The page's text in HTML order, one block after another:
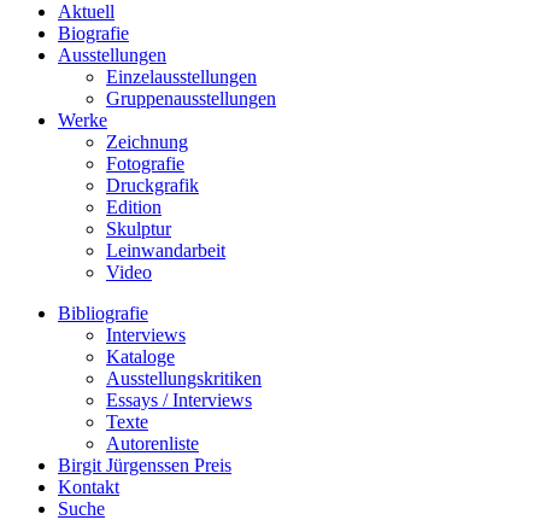
Aktuell
Biografie
Ausstellungen
Einzelausstellungen
Gruppenausstellungen
Werke
Zeichnung
Fotografie
Druckgrafik
Edition
Skulptur
Leinwandarbeit
Video
Bibliografie
Interviews
Kataloge
Ausstellungskritiken
Essays / Interviews
Texte
Autorenliste
Birgit Jürgenssen Preis
Kontakt
Suche